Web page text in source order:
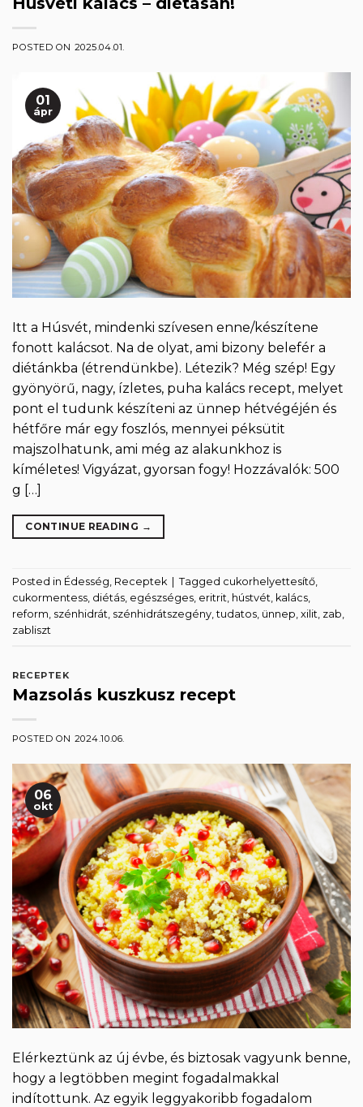
POSTED ON 2025.04.01.
01
ápr
Itt a Húsvét, mindenki szívesen enne/készítene
fonott kalácsot. Na de olyat, ami bizony belefér a
diétánkba (étrendünkbe). Létezik? Még szép! Egy
gyönyörű, nagy, ízletes, puha kalács recept, melyet
pont el tudunk készíteni az ünnep hétvégéjén és
hétfőre már egy foszlós, mennyei péksütit
majszolhatunk, ami még az alakunkhoz is
kíméletes! Vigyázat, gyorsan fogy! Hozzávalók: 500
g […]
CONTINUE READING →
Posted in Édesség, Receptek Tagged cukorhelyettesítő,
cukormentess, diétás, egészséges, eritrit, hústvét, kalács,
reform, szénhidrát, szénhidrátszegény,tudatos, ünnep, xilit, zab,
zabliszt
RECEPTEK
Mazsolás kuszkusz recept
POSTED ON 2024.10.06.
06
okt
Elérkeztünk az új évbe, és biztosak vagyunk benne,
hogy a legtöbben megint fogadalmakkal
indítottunk. Az egyik leggyakoribb fogadalom